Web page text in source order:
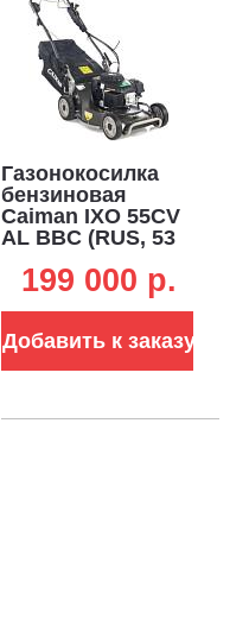
Газонокосилка
бензиновая
Caiman IXO 55CV
AL BBC (RUS, 53
Engine, 196 см3,
ножа, 2 в 1, 70 л,
54 кг)
199 000 p.
Добавить к заказу